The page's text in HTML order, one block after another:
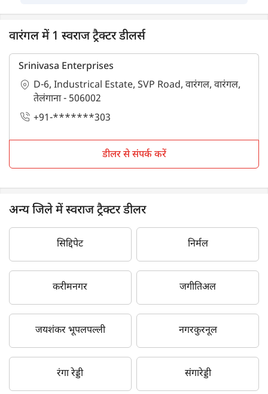
वारंगल में 1 स्वराज ट्रैक्टर डीलर्स
Srinivasa Enterprises
D-6, Industrical Estate, SVP Road, वारंगल, वारंगल,
तेलंगाना - 506002
+91-*******303
डीलर से संपर्क करें
अन्य जिले में स्वराज ट्रैक्टर डीलर
सिद्दिपेट निर्मल
करीमनगर जगीतिअल
जयशंकर भूपलपल्ली नगरकुरनूल
रंगा रेड्डी संगारेड्डी